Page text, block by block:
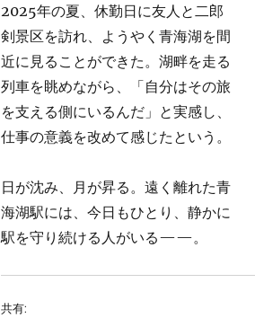
2025年の夏、休勤日に友人と二郎
剣景区を訪れ、ようやく青海湖を間
近に見ることができた。湖畔を走る
列車を眺めながら、「自分はその旅
を支える側にいるんだ」と実感し、
仕事の意義を改めて感じたという。
日が沈み、月が昇る。遠く離れた青
海湖駅には、今日もひとり、静かに
駅を守り続ける人がいる——。
共有: